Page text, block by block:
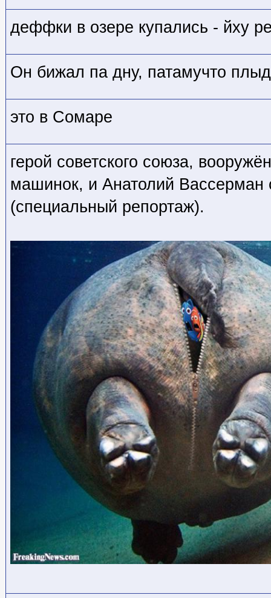
деффки в озере купались - йху
Он бижал па дну, патамучто
это в Сомаре
герой советского союза,
машинок, и Анатолий Вассерман
(специальный репортаж).